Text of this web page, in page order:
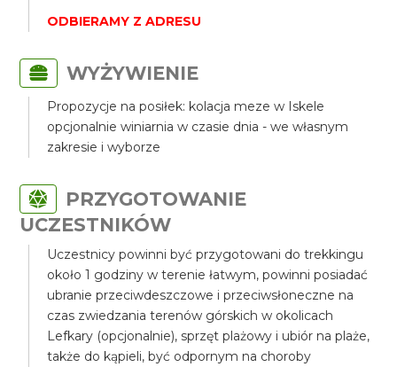
ODBIERAMY Z ADRESU
WYŻYWIENIE
Propozycje na posiłek: kolacja meze w Iskele
opcjonalnie winiarnia w czasie dnia - we własnym
zakresie i wyborze
PRZYGOTOWANIE
UCZESTNIKÓW
Uczestnicy powinni być przygotowani do trekkingu
około 1 godziny w terenie łatwym, powinni posiadać
ubranie przeciwdeszczowe i przeciwsłoneczne na
czas zwiedzania terenów górskich w okolicach
Lefkary (opcjonalnie), sprzęt plażowy i ubiór na plaże,
także do kąpieli, być odpornym na choroby